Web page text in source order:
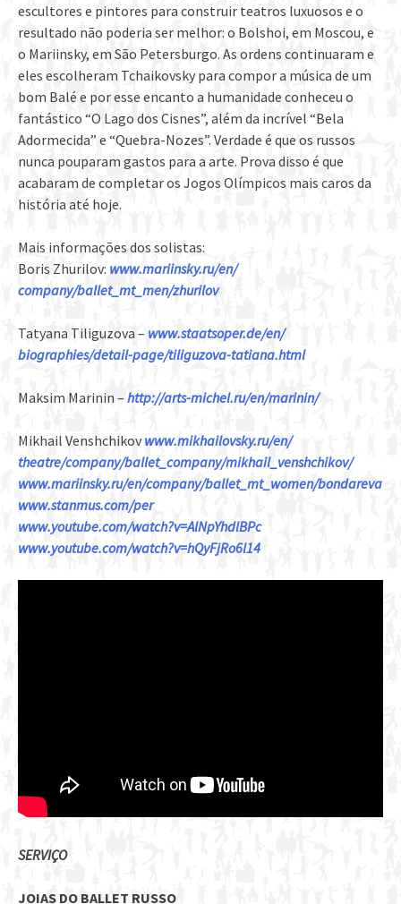
escultores e pintores para construir teatros luxuosos e o
resultado não poderia ser melhor: o Bolshoi, em Moscou, e
o Mariinsky, em São Petersburgo. As ordens continuaram e
eles escolheram Tchaikovsky para compor a música de um
bom Balé e por esse encanto a humanidade conheceu o
fantástico “O Lago dos Cisnes”, além da incrível “Bela
Adormecida” e “Quebra-Nozes”. Verdade é que os russos
nunca pouparam gastos para a arte. Prova disso é que
acabaram de completar os Jogos Olímpicos mais caros da
história até hoje.
Mais informações dos solistas:
Boris Zhurilov: www.mariinsky.ru/en/
company/ballet_mt_men/zhurilov
Tatyana Tiliguzova – www.staatsoper.de/en/
biographies/detail-page/tiliguzova-tatiana.html
Maksim Marinin – http://arts-michel.ru/en/marinin/
Mikhail Venshchikov www.mikhailovsky.ru/en/
theatre/company/ballet_company/mikhail_venshchikov/
www.mariinsky.ru/en/company/ballet_mt_women/bondareva
www.stanmus.com/per
www.youtube.com/watch?v=AlNpYhdlBPc
www.youtube.com/watch?v=hQyFjRo6l14
SERVIÇO
JOIAS DO BALLET RUSSO